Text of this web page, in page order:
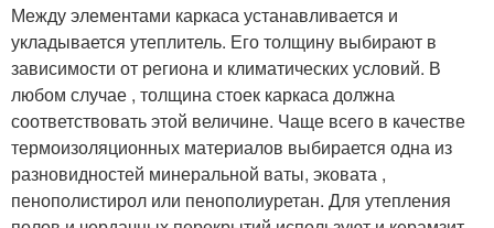
Между элементами каркаса устанавливается и
укладывается утеплитель. Его толщину выбирают в
зависимости от региона и климатических условий. В
любом случае , толщина стоек каркаса должна
соответствовать этой величине. Чаще всего в качестве
термоизоляционных материалов выбирается одна из
разновидностей минеральной ваты, эковата ,
пенополистирол или пенополиуретан. Для утепления